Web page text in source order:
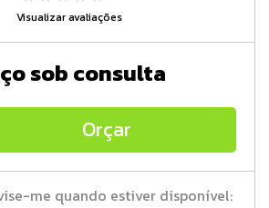
Visualizar avaliações
sob consulta
Orçar
me quando estiver disponível: